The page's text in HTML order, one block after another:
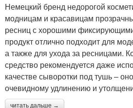
Немецкий бренд недорогой
модницам и красавицам
ресниц с хорошими
продукт отлично подходит для
а также для ухода за ресницами.
средство рекомендуется даже
качестве сыворотки под тушь –
очевидному удлинению и
читать дальше →